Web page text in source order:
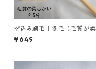
摺込み刷毛｜冬毛（毛質が柔
らかい）2.5分
¥649